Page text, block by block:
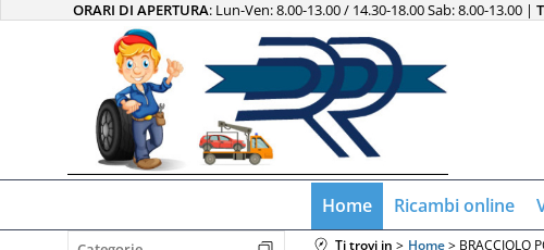
ORARI DI APERTURA: Lun-Ven: 8.00-13.00 / 14.30-18.00 Sab: 8.00-13.00 |
Home Ricambi online
Ti trovi in Home BRACCIOLO